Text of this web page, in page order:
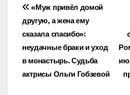
Навигация
по
записям
«Муж привёл домой
другую, а жена ему
сказала спасибо»:
неудачные браки и уход
в монастырь. Судьба
актрисы Ольги Гобзевой